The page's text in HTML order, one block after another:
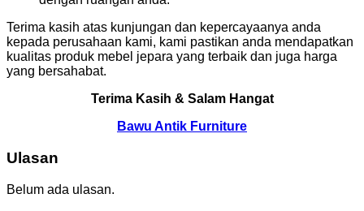
Terima kasih atas kunjungan dan kepercayaanya anda
kepada perusahaan kami, kami pastikan anda mendapatkan
kualitas produk mebel jepara yang terbaik dan juga harga
yang bersahabat.
Terima Kasih & Salam Hangat
Bawu Antik Furniture
Ulasan
Belum ada ulasan.